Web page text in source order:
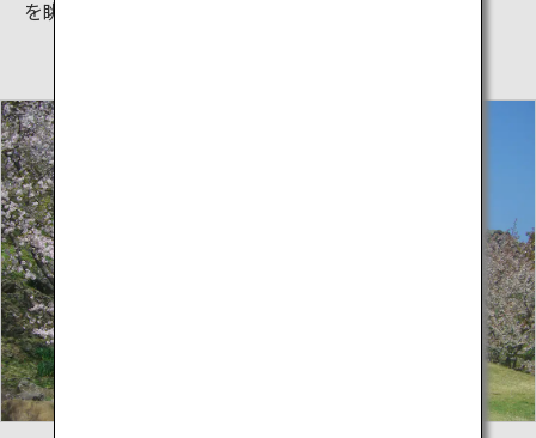
を眺めることができます。